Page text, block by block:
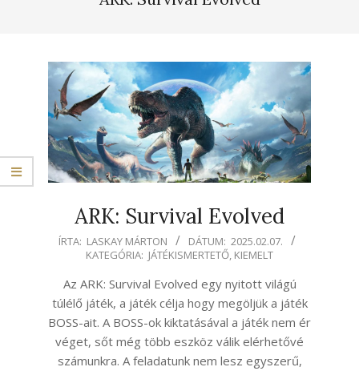
ARK: Survival Evolved
2025-
ÍRTA: LASKAY MÁRTON DÁTUM: 2025.02.07.
KATEGÓRIA: JÁTÉKISMERTETŐ, KIEMELT
Az ARK: Survival Evolved egy nyitott világú
túlélő játék, a játék célja hogy megöljük a játék
BOSS-ait. A BOSS-ok kiktatásával a játék nem ér
véget, sőt még több eszköz válik elérhetővé
számunkra. A feladatunk nem lesz egyszerű,